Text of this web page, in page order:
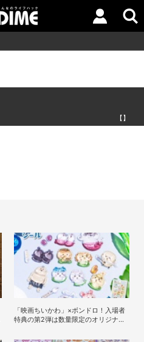
【】
「映画ちいかわ」×ボンドロ！入場者
特典の第2弾は数量限定のオリジナル